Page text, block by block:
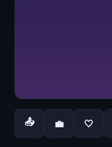
📤 💼 🤍